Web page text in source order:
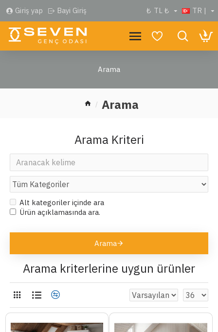
Giriş yap Bayi Giriş ₺ TL ₺ TR |
Arama
Arama
Arama Kriteri
Alt kategoriler içinde ara
Ürün açıklamasında ara.
Arama
Arama kriterlerine uygun ürünler